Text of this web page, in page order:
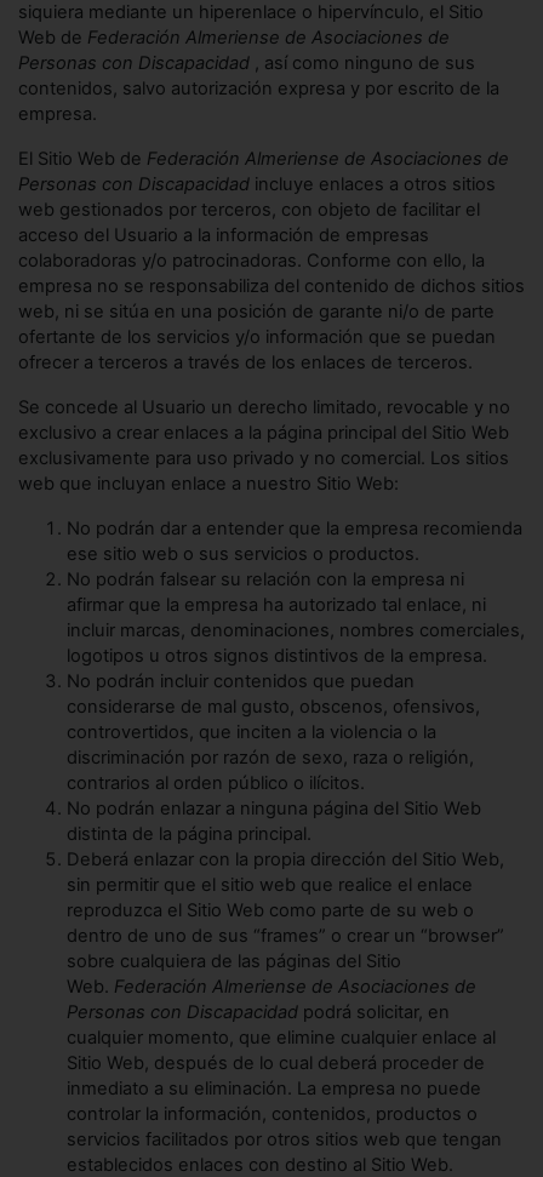
siquiera mediante un hiperenlace o hipervínculo, el Sitio
Web de Federación Almeriense de Asociaciones de
Personas con Discapacidad , así como ninguno de sus
contenidos, salvo autorización expresa y por escrito de la
empresa.
El Sitio Web de Federación Almeriense de Asociaciones de
Personas con Discapacidad incluye enlaces a otros sitios
web gestionados por terceros, con objeto de facilitar el
acceso del Usuario a la información de empresas
colaboradoras y/o patrocinadoras. Conforme con ello, la
empresa no se responsabiliza del contenido de dichos sitios
web, ni se sitúa en una posición de garante ni/o de parte
ofertante de los servicios y/o información que se puedan
ofrecer a terceros a través de los enlaces de terceros.
Se concede al Usuario un derecho limitado, revocable y no
exclusivo a crear enlaces a la página principal del Sitio Web
exclusivamente para uso privado y no comercial. Los sitios
web que incluyan enlace a nuestro Sitio Web:
No podrán dar a entender que la empresa recomienda
ese sitio web o sus servicios o productos.
No podrán falsear su relación con la empresa ni
afirmar que la empresa ha autorizado tal enlace, ni
incluir marcas, denominaciones, nombres comerciales,
logotipos u otros signos distintivos de la empresa.
No podrán incluir contenidos que puedan
considerarse de mal gusto, obscenos, ofensivos,
controvertidos, que inciten a la violencia o la
discriminación por razón de sexo, raza o religión,
contrarios al orden público o ilícitos.
No podrán enlazar a ninguna página del Sitio Web
distinta de la página principal.
Deberá enlazar con la propia dirección del Sitio Web,
sin permitir que el sitio web que realice el enlace
reproduzca el Sitio Web como parte de su web o
dentro de uno de sus “frames” o crear un “browser”
sobre cualquiera de las páginas del Sitio
Web. Federación Almeriense de Asociaciones de
Personas con Discapacidad podrá solicitar, en
cualquier momento, que elimine cualquier enlace al
Sitio Web, después de lo cual deberá proceder de
inmediato a su eliminación. La empresa no puede
controlar la información, contenidos, productos o
servicios facilitados por otros sitios web que tengan
establecidos enlaces con destino al Sitio Web.